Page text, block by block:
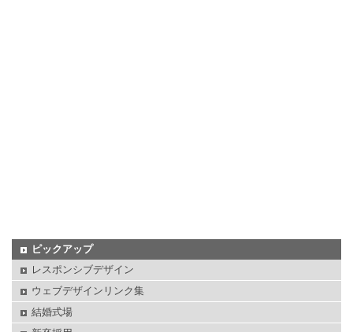
ピックアップ
レスポンシブデザイン
ウェブデザインリンク集
結婚式場